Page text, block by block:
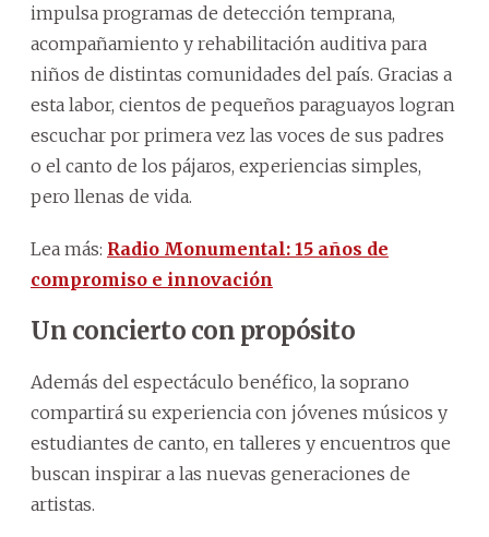
impulsa programas de detección temprana,
acompañamiento y rehabilitación auditiva para
niños de distintas comunidades del país. Gracias a
esta labor, cientos de pequeños paraguayos logran
escuchar por primera vez las voces de sus padres
o el canto de los pájaros, experiencias simples,
pero llenas de vida.
Lea más: Radio Monumental: 15 años de
compromiso e innovación
Un concierto con propósito
Además del espectáculo benéfico, la soprano
compartirá su experiencia con jóvenes músicos y
estudiantes de canto, en talleres y encuentros que
buscan inspirar a las nuevas generaciones de
artistas.